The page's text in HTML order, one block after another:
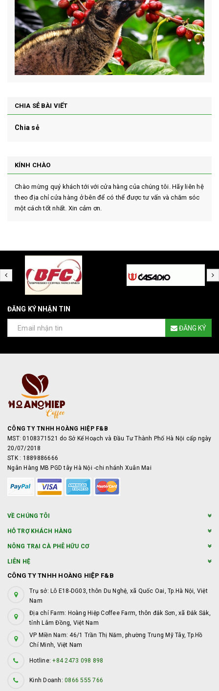
CHIA SẺ BÀI VIẾT
Chia sẻ
KÍNH CHÀO
Chào mừng quý khách tới với cửa hàng của chúng tôi. Hãy liên hệ
theo địa chỉ cửa hàng ở bên để có thể được tư vấn và chăm sóc
một cách tốt nhất. Xin cảm ơn.
ĐĂNG KÝ NHẬN TIN
ĐĂNG KÝ
CÔNG TY TNHH HOÀNG HIỆP F&B
MST: 0108371521 do Sở Kế Hoạch và Đầu Tư Thành Phố Hà Nội cấp ngày
20/07/2018
STK : 1889886666
Ngân Hàng MB PGD tây Hà Nội -chi nhánh Xuân Mai
VỀ CHÚNG TÔI
HỖ TRỢ KHÁCH HÀNG
NÔNG TRẠI CÀ PHÊ HỮU CƠ
LIÊN HỆ
CÔNG TY TNHH HOÀNG HIỆP F&B
Trụ sở: Lô E18-DG03, thôn Du Nghệ, xã Quốc Oai, Tp.Hà Nội, Việt
Nam
Địa chỉ Farm: Hoàng Hiệp Coffee Farm, thôn đắk Sơn, xã Đắk Sắk,
tỉnh Lâm Đồng, Việt Nam
VP Miền Nam: 46/1 Trần Thị Năm, phường Trung Mỹ Tây, Tp.Hồ
Chí Minh, Việt Nam
Hotline:+84 2473 098 898
Kinh Doanh: 0866 555 766